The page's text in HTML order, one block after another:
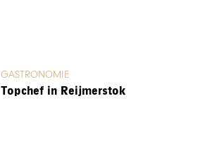
GASTRONOMIE
Topchef in Reijmerstok